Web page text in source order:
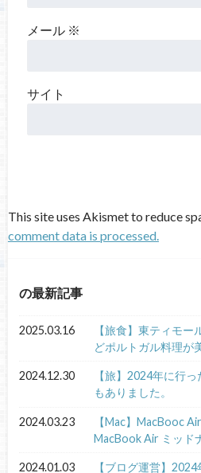
メール ※
サイト
This site uses Akismet to reduce
comment data is processed.
の最新記事
2025.03.16
【旅食】東ティモ
どポルトガル料理が
2024.12.30
【旅】2024年に行
もありました。
2024.03.23
【Mac】MacBooc
MacBook Air ミッド
2024.01.03 【ブログ運営】